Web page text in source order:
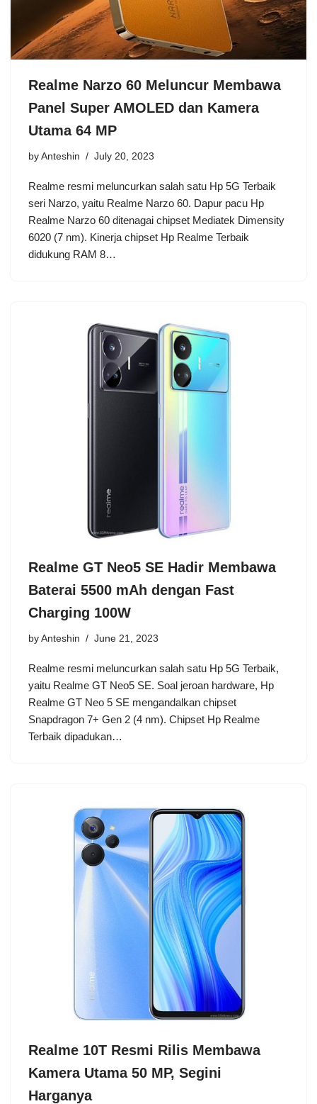
Realme Narzo 60 Meluncur Membawa
Panel Super AMOLED dan Kamera
Utama 64 MP
by Anteshin July 20, 2023
Realme resmi meluncurkan salah satu Hp 5G Terbaik
seri Narzo, yaitu Realme Narzo 60. Dapur pacu Hp
Realme Narzo 60 ditenagai chipset Mediatek Dimensity
6020 (7 nm). Kinerja chipset Hp Realme Terbaik
didukung RAM 8…
Realme GT Neo5 SE Hadir Membawa
Baterai 5500 mAh dengan Fast
Charging 100W
by Anteshin June 21, 2023
Realme resmi meluncurkan salah satu Hp 5G Terbaik,
yaitu Realme GT Neo5 SE. Soal jeroan hardware, Hp
Realme GT Neo 5 SE mengandalkan chipset
Snapdragon 7+ Gen 2 (4 nm). Chipset Hp Realme
Terbaik dipadukan…
Realme 10T Resmi Rilis Membawa
Kamera Utama 50 MP, Segini
Harganya